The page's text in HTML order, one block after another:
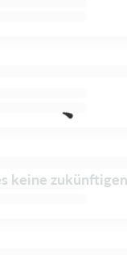
keine